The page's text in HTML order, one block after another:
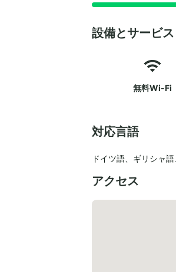
設備とサービス
無料Wi-Fi
対応言語
ドイツ語 ギリシャ語
アクセス